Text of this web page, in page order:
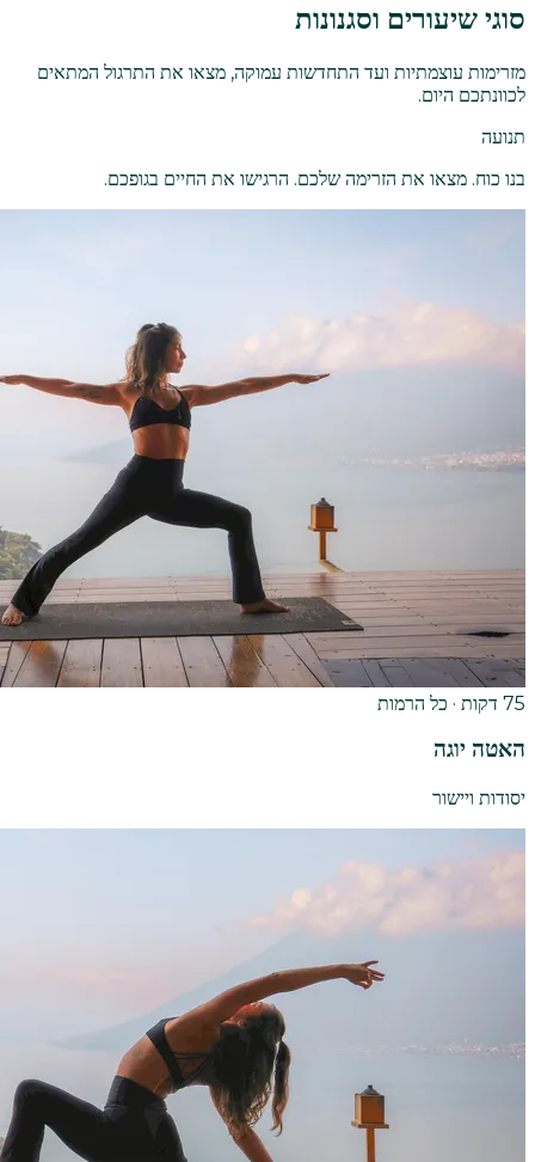
סוגי שיעורים וסגנונות
מזרימות עוצמתיות ועד התחדשות עמוקה, מצאו את התרגול המתאים
לכוונתכם היום.
תנועה
בנו כוח. מצאו את הזרימה שלכם. הרגישו את החיים בגופכם.
75 דקות · כל הרמות
האטה יוגה
יסודות ויישור